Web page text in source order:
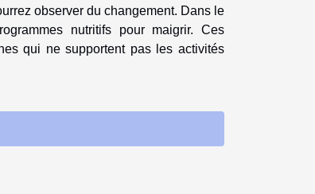
observer du changement. Dans le
nutritifs pour maigrir. Ces
qui ne supportent pas les activités